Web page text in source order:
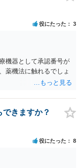
役にたった 3
機器として承認番号が
薬機法に触れるでしょ
きますか？
役にたった 8